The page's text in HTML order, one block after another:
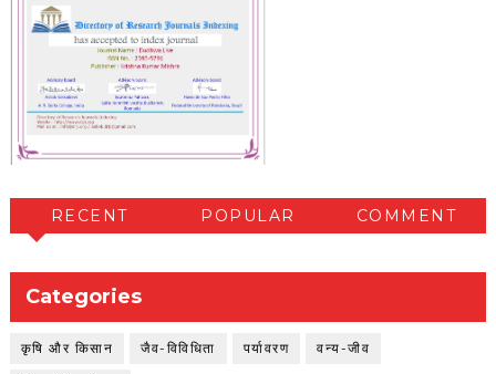
RECENT POPULAR COMMENT
Categories
कृषि और किसान जैव-विविधिता पर्यावरण वन्य-जीव